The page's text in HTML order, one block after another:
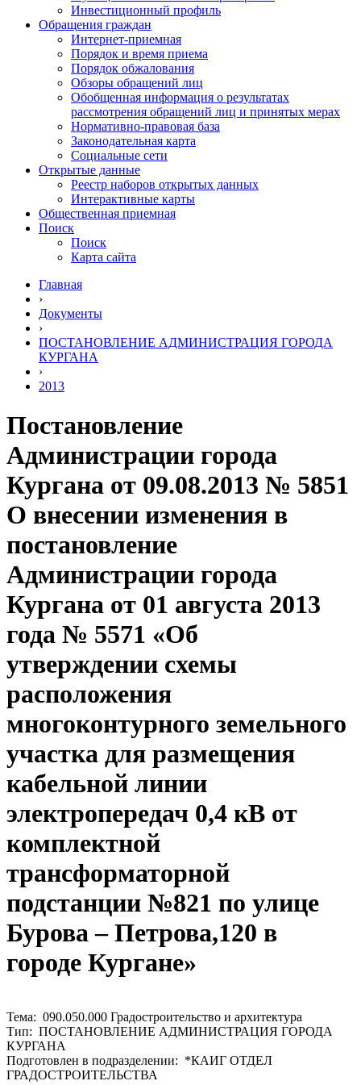
Инвестиционный профиль
Обращения граждан
Интернет-приемная
Порядок и время приема
Порядок обжалования
Обзоры обращений лиц
Обобщенная информация о результатах
рассмотрения обращений лиц и принятых мерах
Нормативно-правовая база
Законодательная карта
Социальные сети
Открытые данные
Реестр наборов открытых данных
Интерактивные карты
Общественная приемная
Поиск
Поиск
Карта сайта
Главная
›
Документы
›
ПОСТАНОВЛЕНИЕ АДМИНИСТРАЦИЯ ГОРОДА
КУРГАНА
›
2013
Постановление
Администрации города
Кургана от 09.08.2013 № 5851
О внесении изменения в
постановление
Администрации города
Кургана от 01 августа 2013
года № 5571 «Об
утверждении схемы
расположения
многоконтурного земельного
участка для размещения
кабельной линии
электропередач 0,4 кВ от
комплектной
трансформаторной
подстанции №821 по улице
Бурова – Петрова,120 в
городе Кургане»
Тема: 090.050.000 Градостроительство и архитектура
Тип: ПОСТАНОВЛЕНИЕ АДМИНИСТРАЦИЯ ГОРОДА
КУРГАНА
Подготовлен в подразделении: *КАИГ ОТДЕЛ
ГРАДОСТРОИТЕЛЬСТВА